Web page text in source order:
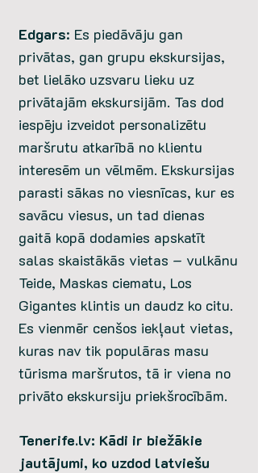
Edgars: Es piedāvāju gan
privātas, gan grupu ekskursijas,
bet lielāko uzsvaru lieku uz
privātajām ekskursijām. Tas dod
iespēju izveidot personalizētu
maršrutu atkarībā no klientu
interesēm un vēlmēm. Ekskursijas
parasti sākas no viesnīcas, kur es
savācu viesus, un tad dienas
gaitā kopā dodamies apskatīt
salas skaistākās vietas – vulkānu
Teide, Maskas ciematu, Los
Gigantes klintis un daudz ko citu.
Es vienmēr cenšos iekļaut vietas,
kuras nav tik populāras masu
tūrisma maršrutos, tā ir viena no
privāto ekskursiju priekšrocībām.
Tenerife.lv: Kādi ir biežākie
jautājumi, ko uzdod latviešu